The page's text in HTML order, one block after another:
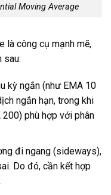
Moving Average
là công cụ mạnh mẽ,
sau:
kỳ ngắn (như EMA 10
ngắn hạn, trong khi
phù hợp với phân
đi ngang (sideways),
Do đó, cần kết hợp